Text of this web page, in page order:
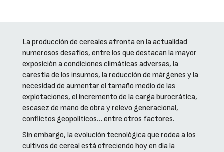
La producción de cereales afronta en la actualidad
numerosos desafíos, entre los que destacan la mayor
exposición a condiciones climáticas adversas, la
carestía de los insumos, la reducción de márgenes y la
necesidad de aumentar el tamaño medio de las
explotaciones, el incremento de la carga burocrática,
escasez de mano de obra y relevo generacional,
conflictos geopolíticos… entre otros factores.
Sin embargo, la evolución tecnológica que rodea a los
cultivos de cereal está ofreciendo hoy en día la